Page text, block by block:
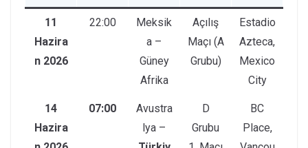
11
Hazira
n 2026
22:00
Meksik
a –
Güney
Afrika
Açılış
Maçı (A
Grubu)
Estadio
Azteca,
Mexico
City
14
Hazira
07:00
Avustra
lya –
D
Grubu
BC
Place,